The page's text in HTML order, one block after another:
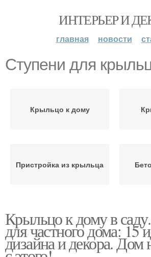
ИНТЕРЬЕР И
главная новости
Ступени для
Крыльцо к дому
Пристройка из крыльца
крыльца
Крыльцо к дому в
для частного дома: 15
дизайна и декора. Дом